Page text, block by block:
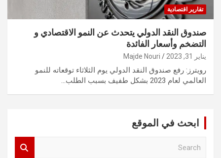
تقارير اقتصادية
صندوق النقد الدولي يتحدث عن النمو الاقتصادي و
التضخم وأسعار الفائدة
يناير 31, 2023 Majde Nouri
رويترز: رفع صندوق النقد الدولي يوم الثلاثاء توقعاته للنمو
العالمي لعام 2023 بشكل طفيف بسبب الطلب…
ابحث في الموقع